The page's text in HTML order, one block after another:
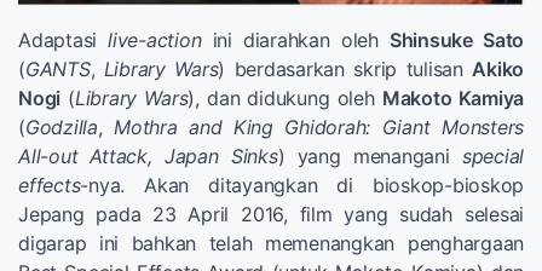
Adaptasilive-actionini diarahkan oleh Shinsuke Sato
(GANTS, Library Wars) berdasarkan skrip tulisan Akiko
Nogi (Library Wars), dan didukung oleh Makoto Kamiya
(Godzilla, Mothra and King Ghidorah: Giant Monsters
All-out Attack, Japan Sinks) yang menangani special
effects-nya. Akan ditayangkan di bioskop-bioskop
Jepang pada 23 April 2016, film yang sudah selesai
digarap ini bahkan telah memenangkan penghargaan